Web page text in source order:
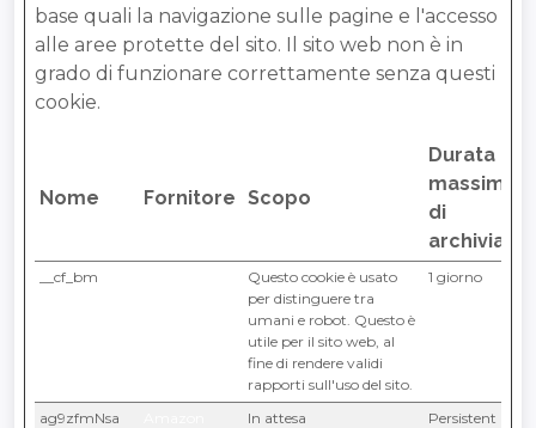
base quali la navigazione sulle pagine e l'accesso
alle aree protette del sito. Il sito web non è in
grado di funzionare correttamente senza questi
cookie.
Nome Fornitore Scopo
Durata
massima
di
__cf_bm
Questo cookie è usato
per distinguere tra
umani e robot. Questo è
utile per il sito web, al
fine di rendere validi
rapporti sull'uso del sito.
1 giorno
ag9zfmNsa
In attesa
Persistent